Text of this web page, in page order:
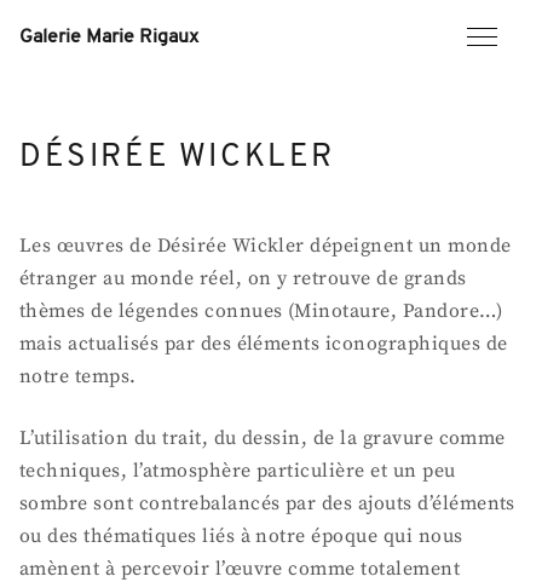
Galerie Marie Rigaux
DÉSIRÉE WICKLER
Les œuvres de Désirée Wickler dépeignent un monde
étranger au monde réel, on y retrouve de grands
thèmes de légendes connues (Minotaure, Pandore…)
mais actualisés par des éléments iconographiques de
notre temps.
L’utilisation du trait, du dessin, de la gravure comme
techniques, l’atmosphère particulière et un peu
sombre sont contrebalancés par des ajouts d’éléments
ou des thématiques liés à notre époque qui nous
amènent à percevoir l’œuvre comme totalement